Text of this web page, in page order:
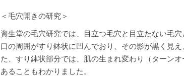
＜毛穴開きの研究＞
資生堂の毛穴研究では、目立つ毛穴と目立たない毛
口の周囲がすり鉢状に凹んでおり、その影が黒く見
た、すり鉢状部分では、肌の生まれ変わり（ターン
あることもわかりました。